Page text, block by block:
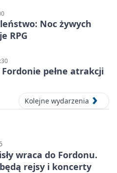
Noc żywych
RPG
Fordonie pełne atrakcji
Kolejne wydarzenia
wraca do Fordonu.
rejsy i koncerty